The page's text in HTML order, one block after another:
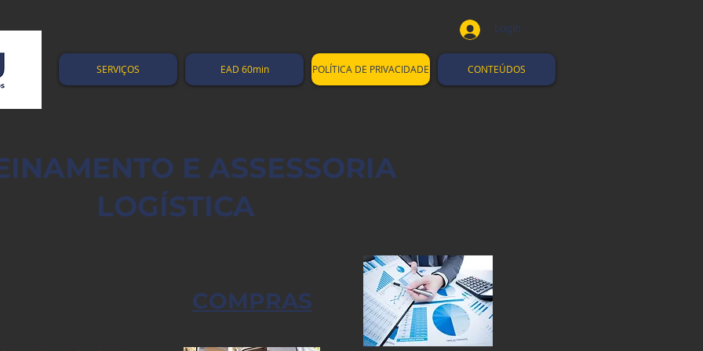
Login
SERVIÇOS EAD 60min POLÍTICA DE PRIVACIDADE CONTEÚDOS
E ASSESSORIA
LOGÍSTICA
COMPRAS